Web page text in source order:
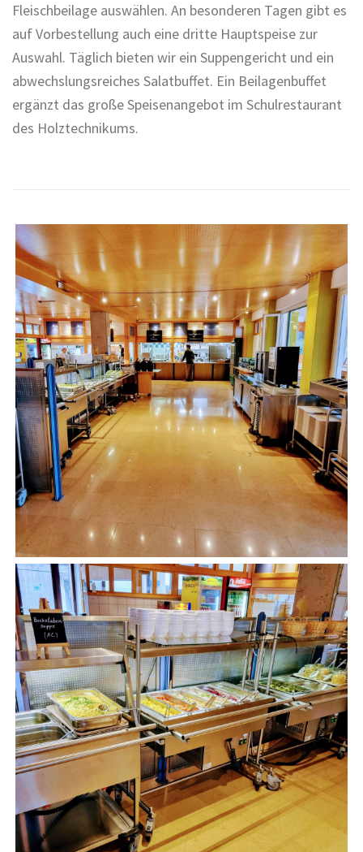
Fleischbeilage auswählen. An besonderen Tagen gibt es
auf Vorbestellung auch eine dritte Hauptspeise zur
Auswahl. Täglich bieten wir ein Suppengericht und ein
abwechslungsreiches Salatbuffet. Ein Beilagenbuffet
ergänzt das große Speisenangebot im Schulrestaurant
des Holztechnikums.